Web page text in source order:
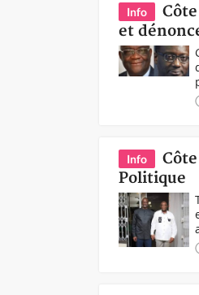
Info
et
Info
Politique